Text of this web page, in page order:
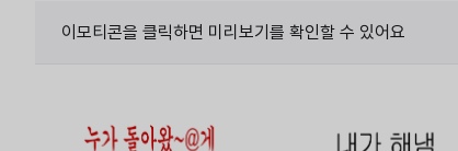
이모티콘을 클릭하면 미리보기를 확인할 수 있어요